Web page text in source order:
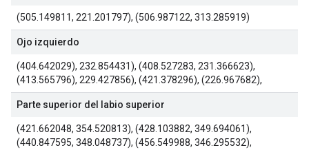
(505.149811, 221.201797), (506.987122, 313.285919)
Ojo izquierdo
(404.642029), 232.854431), (408.527283, 231.366623),
(413.565796), 229.427856), (421.378296), (226.967682),
Parte superior del labio superior
(421.662048, 354.520813), (428.103882, 349.694061),
(440.847595, 348.048737), (456.549988, 346.295532),